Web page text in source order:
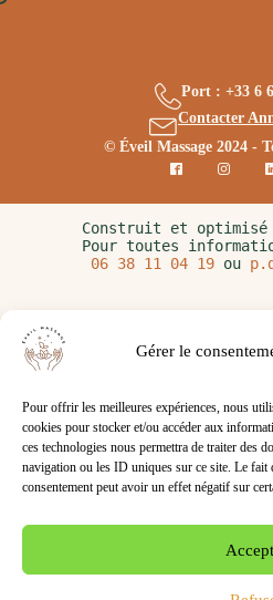
Gérer le
Pour offrir les meilleures expériences, nous
cookies pour stocker et/ou accéder aux
ces technologies nous permettra de traiter des
navigation ou les ID uniques sur ce site. Le fait
consentement peut avoir un effet négatif sur
Port : +33 6
Contacter
© Éveil Massage 2024 -
Construit et optimisé
Pour toutes
06 38 11 04 19 ou